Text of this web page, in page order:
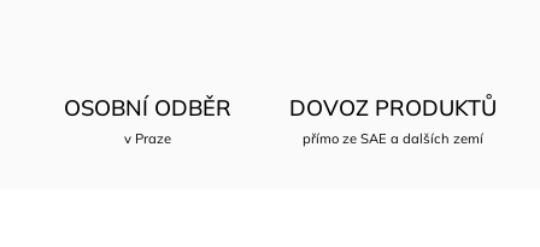
OSOBNÍ ODBĚR
v Praze
DOVOZ PRODUKTŮ
přímo ze SAE a dalších zemí